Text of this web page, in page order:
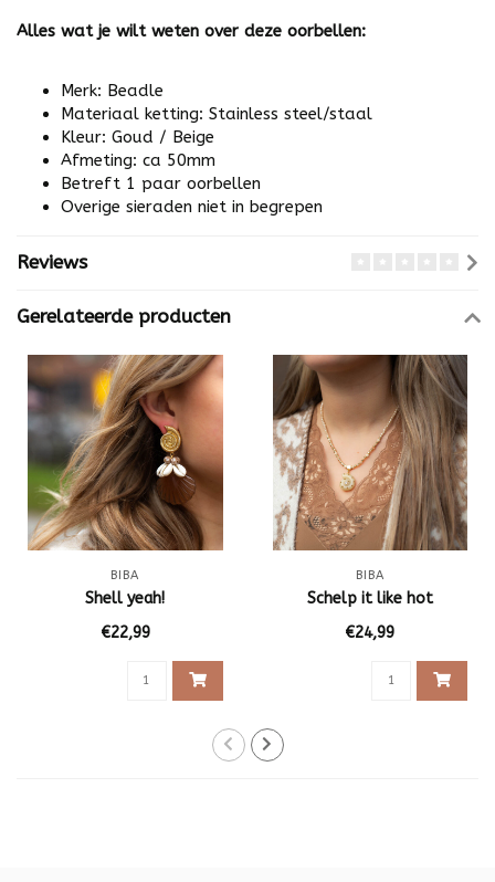
Alles wat je wilt weten over deze oorbellen:
Merk: Beadle
Materiaal ketting: Stainless steel/staal
Kleur: Goud / Beige
Afmeting: ca 50mm
Betreft 1 paar oorbellen
Overige sieraden niet in begrepen
Reviews
Gerelateerde producten
BIBA
Shell yeah!
€22,99
BIBA
Schelp it like hot
€24,99